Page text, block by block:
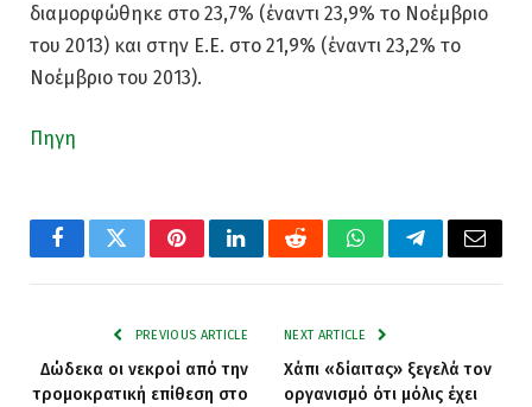
διαμορφώθηκε στο 23,7% (έναντι 23,9% το Νοέμβριο
του 2013) και στην Ε.Ε. στο 21,9% (έναντι 23,2% το
Νοέμβριο του 2013).
Πηγη
FacebookTwitterPinterestLinkedInRedditWhatsAppTelegramEmail
PREVIOUS ARTICLE
Δώδεκα οι νεκροί από την
τρομοκρατική επίθεση στο
NEXT ARTICLE
Χάπι «δίαιτας» ξεγελά τον
οργανισμό ότι μόλις έχει